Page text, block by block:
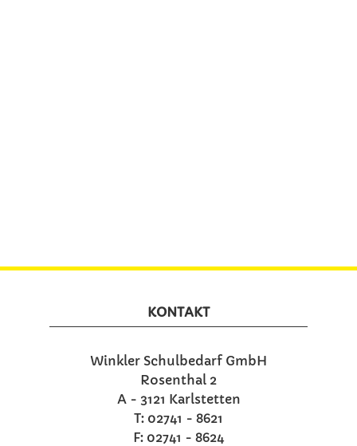
KONTAKT
Winkler Schulbedarf GmbH
Rosenthal 2
A - 3121 Karlstetten
T: 02741 - 8621
F: 02741 - 8624